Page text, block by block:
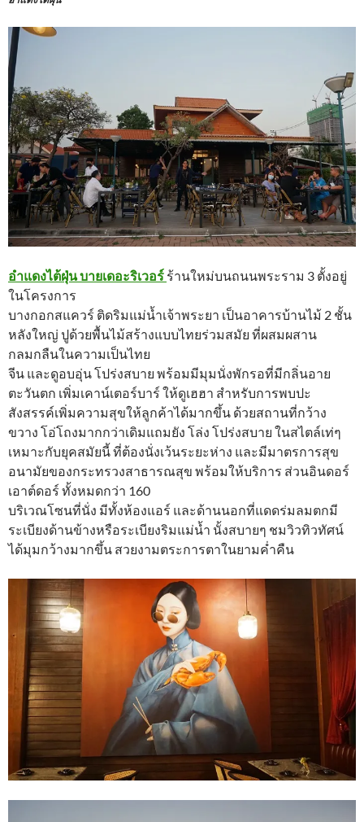
อำแดงไต้ฝุ่น บายเดอะริเวอร์ ร้านใหม่บนถนนพระราม 3 ตั้งอยู่
ในโครงการ
บางกอกสแควร์ ติดริมแม่น้ำเจ้าพระยา เป็นอาคารบ้านไม้ 2 ชั้น
หลังใหญ่ ปูด้วยพื้นไม้สร้างแบบไทยร่วมสมัย ที่ผสมผสาน
กลมกลืนในความเป็นไทย
จีน และดูอบอุ่น โปร่งสบาย พร้อมมีมุมนั่งพักรอที่มีกลิ่นอาย
ตะวันตก เพิ่มเคาน์เตอร์บาร์ ให้ดูเฮฮา สำหรับการพบปะ
สังสรรค์เพิ่มความสุขให้ลูกค้าได้มากขึ้น ด้วยสถานที่กว้าง
ขวาง โอ่โถงมากกว่าเดิมแถมยัง โล่ง โปร่งสบาย ในสไตล์เท่ๆ
เหมาะกับยุคสมัยนี้ ที่ต้องนั่งเว้นระยะห่าง และมีมาตรการสุข
อนามัยของกระทรวงสาธารณสุข พร้อมให้บริการ ส่วนอินดอร์
เอาต์ดอร์ ทั้งหมดกว่า 160
บริเวณโซนที่นั่ง มีทั้งห้องแอร์ และด้านนอกที่แดดร่มลมตกมี
ระเบียงด้านข้างหรือระเบียงริมแม่น้ำ นั้งสบายๆ ชมวิวทิวทัศน์
ได้มุมกว้างมากขึ้น สวยงามตระการตาในยามค่ำคืน